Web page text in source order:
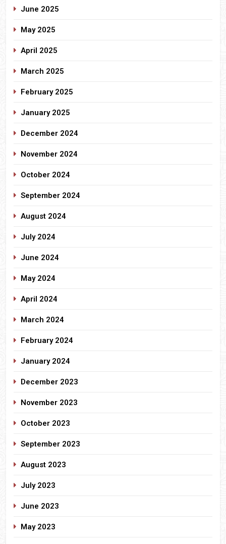
June 2025
May 2025
April 2025
March 2025
February 2025
January 2025
December 2024
November 2024
October 2024
September 2024
August 2024
July 2024
June 2024
May 2024
April 2024
March 2024
February 2024
January 2024
December 2023
November 2023
October 2023
September 2023
August 2023
July 2023
June 2023
May 2023